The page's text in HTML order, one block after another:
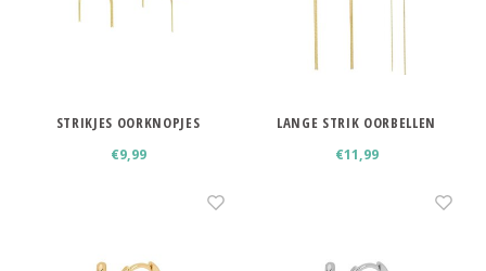
STRIKJES OORKNOPJES
€9,99
LANGE STRIK OORBELLEN
€11,99